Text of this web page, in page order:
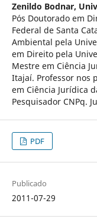
Zenildo Bodnar,
Pós Doutorado em
Federal de Santa
Ambiental pela
em Direito pela
Mestre em Ciência
Itajaí. Professor nos
em Ciência Jurídica
Pesquisador CNPq.
PDF
Publicado
2011-07-29